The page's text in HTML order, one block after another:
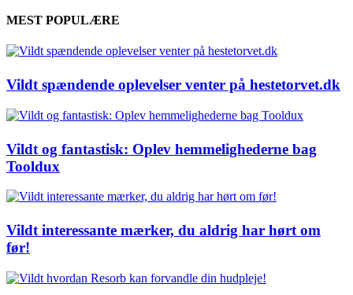
MEST POPULÆRE
Vildt spændende oplevelser venter på hestetorvet.dk
Vildt og fantastisk: Oplev hemmelighederne bag
Tooldux
Vildt interessante mærker, du aldrig har hørt om
før!